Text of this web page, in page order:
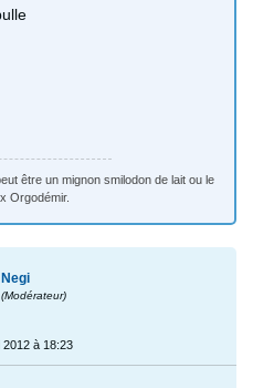
être un mignon smilodon de lait ou le
Orgodémir.
Negi
(Modérateur)
2012 à 18:23